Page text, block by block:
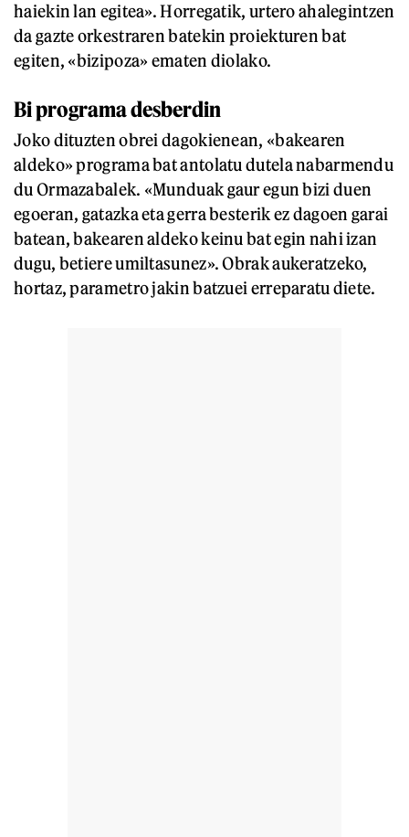
haiekin lan egitea». Horregatik, urtero ahalegintzen
da gazte orkestraren batekin proiekturen bat
egiten, «bizipoza» ematen diolako.
Bi programa desberdin
Joko dituzten obrei dagokienean, «bakearen
aldeko» programa bat antolatu dutela nabarmendu
du Ormazabalek. «Munduak gaur egun bizi duen
egoeran, gatazka eta gerra besterik ez dagoen garai
batean, bakearen aldeko keinu bat egin nahi izan
dugu, betiere umiltasunez». Obrak aukeratzeko,
hortaz, parametro jakin batzuei erreparatu diete.